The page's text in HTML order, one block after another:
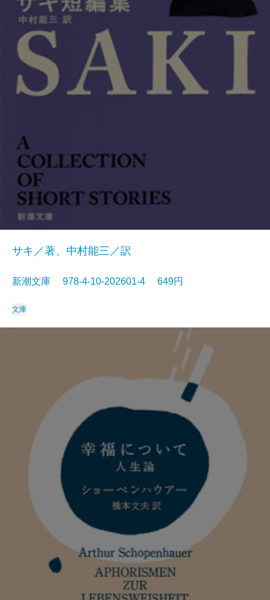
サキ／著、中村能三／訳
新潮文庫 978-4-10-202601-4 649円
文庫